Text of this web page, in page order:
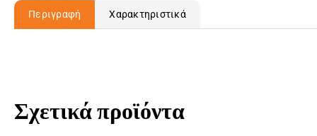
Περιγραφή Χαρακτηριστικά
Σχετικά προϊόντα